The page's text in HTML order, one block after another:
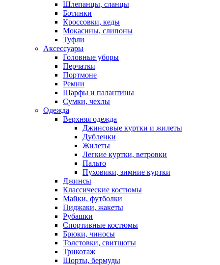
Шлепанцы, сланцы
Ботинки
Кроссовки, кеды
Мокасины, слипоны
Туфли
Аксессуары
Головные уборы
Перчатки
Портмоне
Ремни
Шарфы и палантины
Сумки, чехлы
Одежда
Верхняя одежда
Джинсовые куртки и жилеты
Дубленки
Жилеты
Легкие куртки, ветровки
Пальто
Пуховики, зимние куртки
Джинсы
Классические костюмы
Майки, футболки
Пиджаки, жакеты
Рубашки
Спортивные костюмы
Брюки, чиносы
Толстовки, свитшоты
Трикотаж
Шорты, бермуды